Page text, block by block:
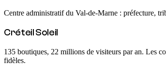
Centre administratif du Val-de-Marne : préfecture,
Créteil Soleil
135 boutiques, 22 millions de visiteurs par an. Les
fidèles.